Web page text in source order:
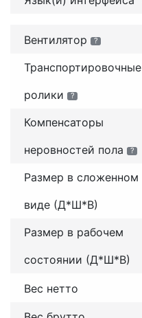
Вентилятор ?
Транспортировочные
ролики
?
Компенсаторы
неровностей пола
?
Размер в сложенном
виде (Д*Ш*В)
Размер в рабочем
состоянии (Д*Ш*В)
Вес нетто